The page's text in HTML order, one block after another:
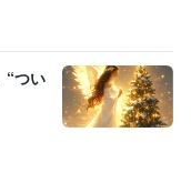
“つい